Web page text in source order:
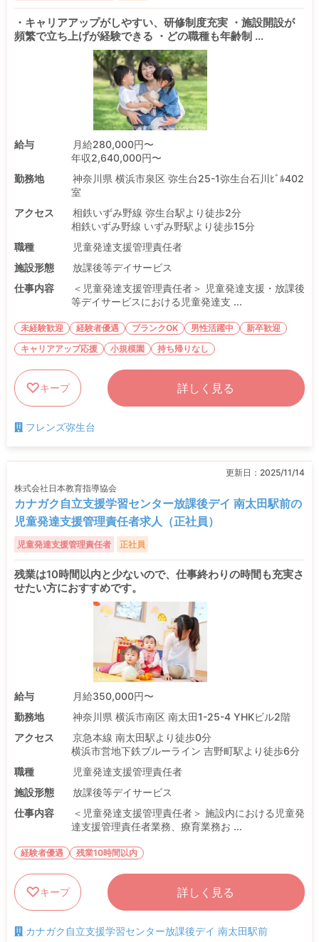
・キャリアアップがしやすい、研修制度充実 ・施設開設が
頻繁で立ち上げが経験できる ・どの職種も年齢制 ...
給与
月給280,000円〜
年収2,640,000円〜
勤務地
神奈川県 横浜市泉区 弥生台25-1弥生台石川ﾋﾞﾙ402
室
アクセス
相鉄いずみ野線 弥生台駅より徒歩2分
相鉄いずみ野線 いずみ野駅より徒歩15分
職種
児童発達支援管理責任者
施設形態
放課後等デイサービス
仕事内容
＜児童発達支援管理責任者＞ 児童発達支援・放課後
等デイサービスにおける児童発達支 ...
未経験歓迎 経験者優遇 ブランクOK 男性活躍中
新卒歓迎
キャリアアップ応援
小規模園 持ち帰りなし
キープ 詳しく見る
フレンズ弥生台
更新日： 2025/11/14
株式会社日本教育指導協会
カナガク自立支援学習センター放課後デイ 南太田駅前の
児童発達支援管理責任者求人（正社員）
児童発達支援管理責任者 正社員
残業は10時間以内と少ないので、仕事終わりの時間も充実さ
せたい方におすすめです。
給与
月給350,000円〜
勤務地
神奈川県 横浜市南区 南太田1-25-4 YHKビル2階
アクセス
京急本線 南太田駅より徒歩0分
横浜市営地下鉄ブルーライン 吉野町駅より徒歩6分
職種
児童発達支援管理責任者
施設形態
放課後等デイサービス
仕事内容
＜児童発達支援管理責任者＞ 施設内における児童発
達支援管理責任者業務、療育業務お ...
経験者優遇 残業10時間以内
キープ 詳しく見る
カナガク自立支援学習センター放課後デイ 南太田駅前